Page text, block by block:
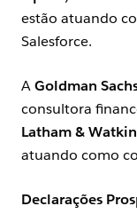
estão atuando
Salesforce.
AGoldman
consultora
Latham &
atuando como
Declarações